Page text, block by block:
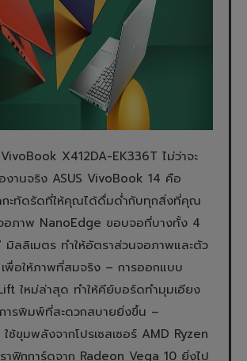
X412DA-EK336T ไม่ว่าจะ
งานจริง ASUS VivoBook 14 คือ
ะทัดรัดที่ให้คุณได้ดื่มด่ำกับทุกสิ่งที่คุณ
อภาพ NanoEdge ขอบจอที่บางทั้ง 4
มิลลิเมตร ทำให้อัตราส่วนจอภาพและตัว
พื่อให้ภาพที่สมจริง – การออกแบบ
ใหม่ล่าสุด ทำให้คีย์บอร์ดทำมุมเอียง
ารพิมพ์ที่สะดวกสบายยิ่งขึ้น –
ช้ขุมพลังจากโปรเซสเซอร์ AMD Ryzen
ฟิกการ์ดจาก Radeon Vega 10 ยิ่งไป